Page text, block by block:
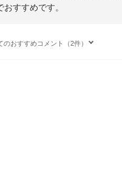
すすめです。
のおすすめコメント（2件）